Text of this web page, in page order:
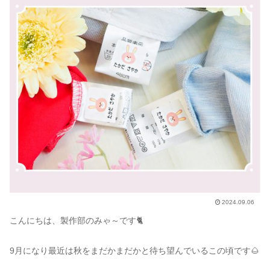
2024.09.06
こんにちは、製作部のみゃ～です🐈️
9月になり最近は秋をまだかまだかと待ち望んでいるこの頃です🌰